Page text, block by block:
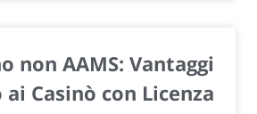
non AAMS: Vantaggi
Casinò con Licenza